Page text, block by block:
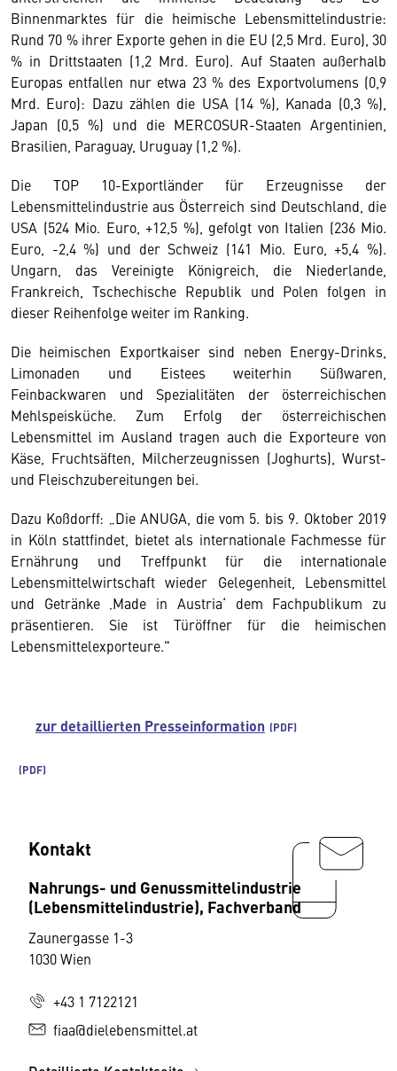
Binnenmarktes für die heimische Lebensmittelindustrie:
Rund 70 % ihrer Exporte gehen in die EU (2,5 Mrd. Euro), 30
% in Drittstaaten (1,2 Mrd. Euro). Auf Staaten außerhalb
Europas entfallen nur etwa 23 % des Exportvolumens (0,9
Mrd. Euro): Dazu zählen die USA (14 %), Kanada (0,3 %),
Japan (0,5 %) und die MERCOSUR-Staaten Argentinien,
Brasilien, Paraguay, Uruguay (1,2 %).
Die TOP 10-Exportländer für Erzeugnisse der
Lebensmittelindustrie aus Österreich sind Deutschland, die
USA (524 Mio. Euro, +12,5 %), gefolgt von Italien (236 Mio.
Euro, -2,4 %) und der Schweiz (141 Mio. Euro, +5,4 %).
Ungarn, das Vereinigte Königreich, die Niederlande,
Frankreich, Tschechische Republik und Polen folgen in
dieser Reihenfolge weiter im Ranking.
Die heimischen Exportkaiser sind neben Energy-Drinks,
Limonaden und Eistees weiterhin Süßwaren,
Feinbackwaren und Spezialitäten der österreichischen
Mehlspeisküche. Zum Erfolg der österreichischen
Lebensmittel im Ausland tragen auch die Exporteure von
Käse, Fruchtsäften, Milcherzeugnissen (Joghurts), Wurst-
und Fleischzubereitungen bei.
Dazu Koßdorff: „Die ANUGA, die vom 5. bis 9. Oktober 2019
in Köln stattfindet, bietet als internationale Fachmesse für
Ernährung und Treffpunkt für die internationale
Lebensmittelwirtschaft wieder Gelegenheit, Lebensmittel
und Getränke ‚Made in Austria‘ dem Fachpublikum zu
präsentieren. Sie ist Türöffner für die heimischen
Lebensmittelexporteure."
zur detaillierten Presseinformation
Kontakt
Nahrungs- und Genussmittelindustrie
(Lebensmittelindustrie), Fachverband
Zaunergasse 1-3
1030 Wien
+43 1 7122121
fiaa@dielebensmittel.at